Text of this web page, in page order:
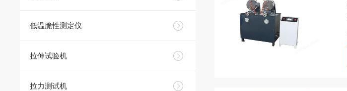
低温脆性测定仪
拉伸试验机
拉力测试机